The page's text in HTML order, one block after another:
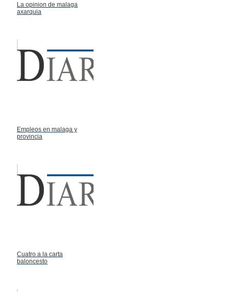
La opinion de malaga
axarquia
Empleos en malaga y
provincia
Cuatro a la carta
baloncesto